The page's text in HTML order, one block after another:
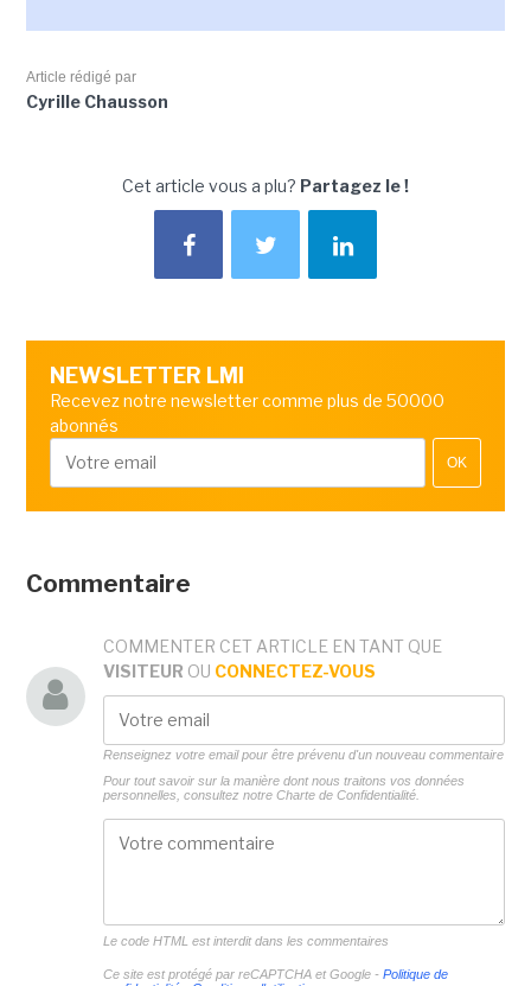
Article rédigé par
Cyrille Chausson
Cet article vous a plu? Partagez le !
NEWSLETTER LMI
Recevez notre newsletter comme plus de 50000
abonnés
OK
Commentaire
COMMENTER CET ARTICLE EN TANT QUE
VISITEUR OU CONNECTEZ-VOUS
Renseignez votre email pour être prévenu d'un nouveau commentaire
Pour tout savoir sur la manière dont nous traitons vos données
personnelles, consultez notre Charte de Confidentialité.
Le code HTML est interdit dans les commentaires
Ce site est protégé par reCAPTCHA et Google - Politique de